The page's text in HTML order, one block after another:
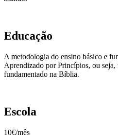
Educação
A metodologia do ensino básico e
Aprendizado por Princípios, ou seja,
fundamentado na Bíblia.
Escola
10€/mês